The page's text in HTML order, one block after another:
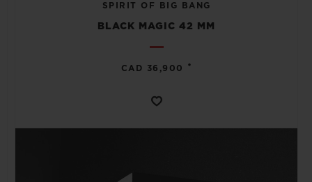
SPIRIT OF BIG BANG
BLACK MAGIC 42 MM
CAD 36,900 •